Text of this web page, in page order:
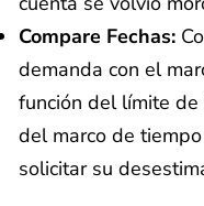
Compare Fechas:
demanda con el
función del límite
del marco de
solicitar su